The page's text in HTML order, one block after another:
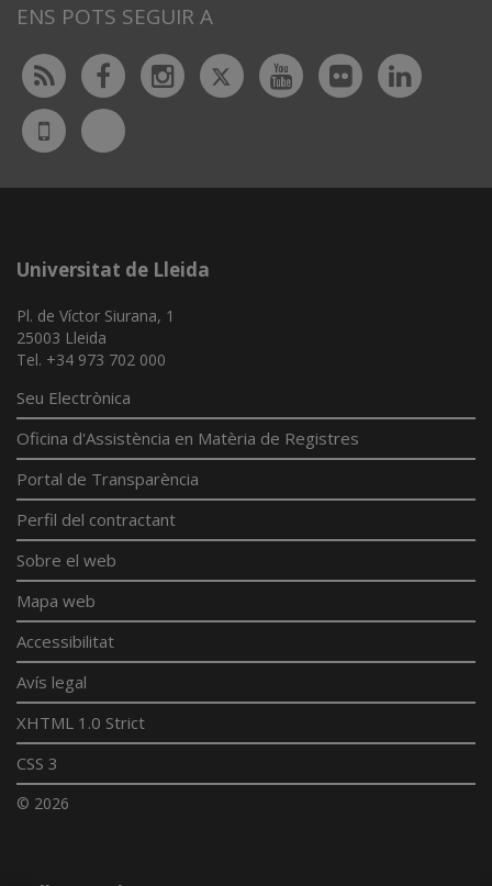
ENS POTS SEGUIR A
Rss FacebookInstagram
TwitterYoutubeFlickr
UdL
App
Bluesky
Universitat de Lleida
Pl. de Víctor Siurana, 1
25003 Lleida
Tel. +34 973 702 000
Seu Electrònica
Oficina d'Assistència en Matèria de Registres
Portal de Transparència
Perfil del contractant
Sobre el web
Mapa web
Accessibilitat
Avís legal
XHTML 1.0 Strict
CSS 3
© 2026